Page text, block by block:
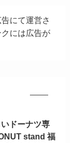
にて運営さ
には広告が
ドーナツ専
stand 福